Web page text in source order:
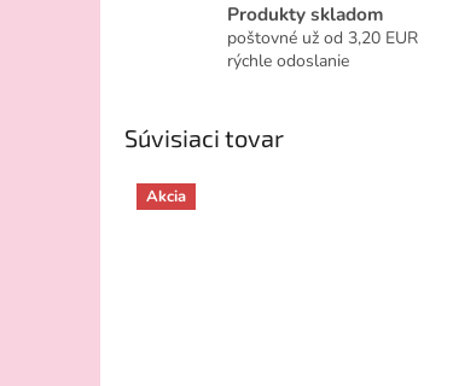
Produkty skladom
poštovné už od 3,20 EUR
rýchle odoslanie
Súvisiaci tovar
Akcia